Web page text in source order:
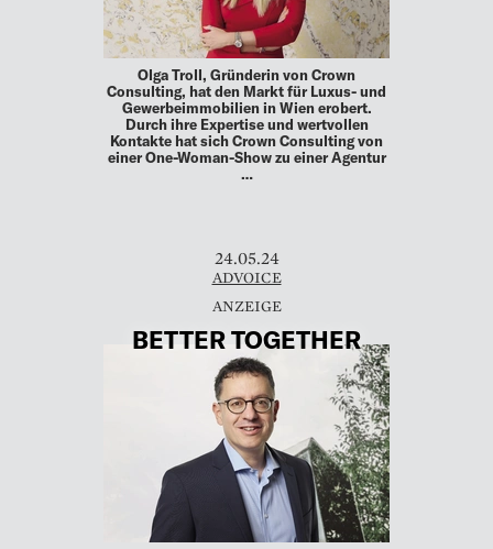
Olga Troll, Gründerin von Crown
Consulting, hat den Markt für Luxus- und
Gewerbeimmobilien in Wien erobert.
Durch ihre Expertise und wertvollen
Kontakte hat sich Crown Consulting von
einer One-Woman-Show zu einer Agentur
…
24.05.24
ADVOICE
BETTER TOGETHER